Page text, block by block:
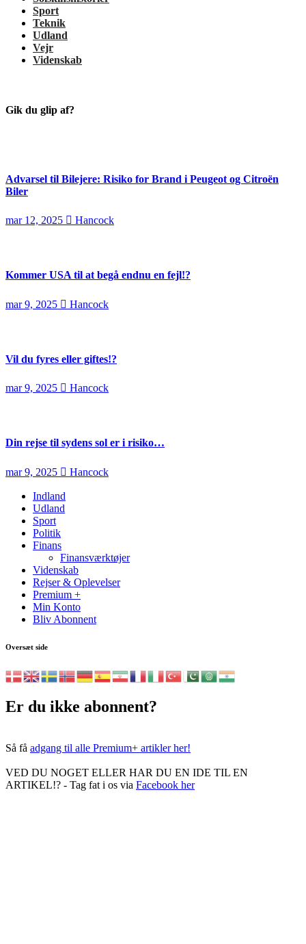
Sport
Teknik
Udland
Vejr
Videnskab
Gik du glip af?
Advarsel til Bilejere: Risiko for Brand i Peugeot og Citroën
Biler
mar 12, 2025 Hancock
Kommer USA til at begå endnu en fejl!?
mar 9, 2025 Hancock
Vil du fyres eller giftes!?
mar 9, 2025 Hancock
Din rejse til sydens sol er i risiko…
mar 9, 2025 Hancock
Indland
Udland
Sport
Politik
Finans
Finansværktøjer
Videnskab
Rejser & Oplevelser
Premium +
Min Konto
Bliv Abonnent
Oversæt side
Er du ikke abonnent?
Så få adgang til alle Premium+ artikler her!
VED DU NOGET ELLER HAR DU EN IDE TIL EN
ARTIKEL!? - Tag fat i os via Facebook her